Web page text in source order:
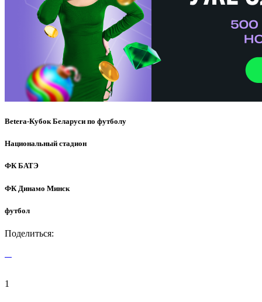
Betera-Кубок Беларуси по футболу
Национальный стадион
ФК БАТЭ
ФК Динамо Минск
футбол
Поделиться:
1